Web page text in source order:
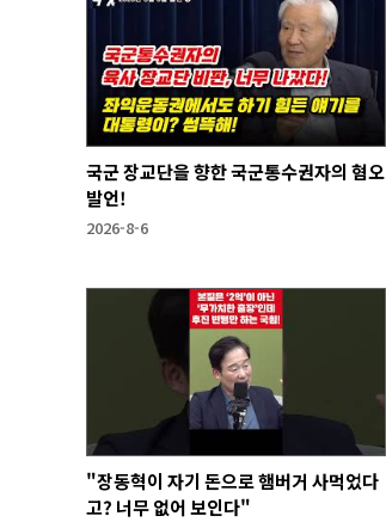
국군 장교단을 향한 국군통수권자의 혐오
발언!
2026-8-6
"장동혁이 자기 돈으로 햄버거 사먹었다
고? 너무 없어 보인다"